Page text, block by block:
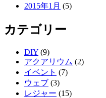
2015年1月 (5)
カテゴリー
DIY (9)
アクアリウム (2)
イベント (7)
ウェブ (3)
レジャー (15)